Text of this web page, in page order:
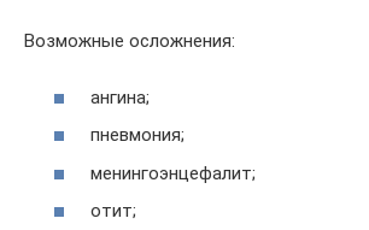
Возможные осложнения:
ангина;
пневмония;
менингоэнцефалит;
отит;